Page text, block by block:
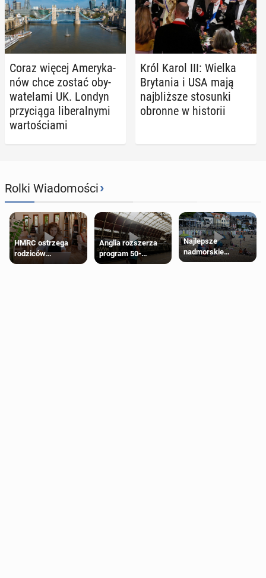
Coraz więcej Ame­ry­ka­
nów chce zostać oby­
wa­te­la­mi UK. Londyn
przy­cią­ga li­be­ral­ny­mi
war­to­ścia­mi
Król Karol III: Wielka
Bry­ta­nia i USA mają
naj­bliż­sze sto­sun­ki
obronne w hi­sto­rii
Rolki Wiadomości›
HMRC ostrzega
rodziców
pobierających Child
Anglia rozszerza
program 50-
procentowych
Najlepsze
nadmorskie
miasteczko blisko